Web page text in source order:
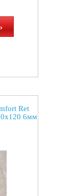
Ret
6мм